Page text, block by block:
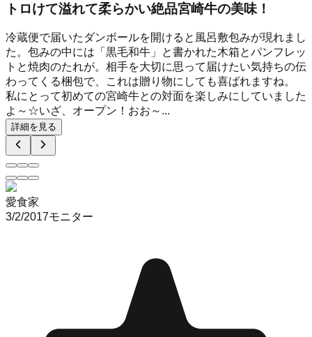
トロけて溢れて柔らかい絶品宮崎牛の美味！
冷蔵便で届いたダンボールを開けると風呂敷包みが現れまし
た。包みの中には「黒毛和牛」と書かれた木箱とパンフレッ
トと焼肉のたれが。相手を大切に思って届けたい気持ちの伝
わってくる梱包で、これは贈り物にしても喜ばれますね。
私にとって初めての宮崎牛との対面を楽しみにしていました
よ～☆いざ、オープン！おお～...
詳細を見る
愛食家
3/2/2017モニター